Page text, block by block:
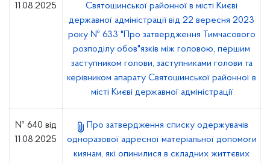
11.08.2025
Святошинської районної в місті Києві
державної адміністрації від 22 вересня 2023
року № 633 "Про затвердження Тимчасового
розподілу обов"язків між головою, першим
заступником голови, заступниками голови та
керівником апарату Святошинської районної в
місті Києві державної адміністрації
№ 640 від
11.08.2025
Про затвердження списку одержувачів
одноразової адресної матеріальної допомоги
киянам, які опинилися в складних життєвих